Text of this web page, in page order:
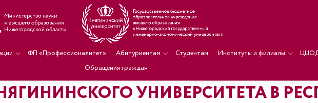
ФП «Профессионалитет» Абитуриентам Студентам Институты и филиалы
Обращения граждан
УНИВЕРСИТЕТА В